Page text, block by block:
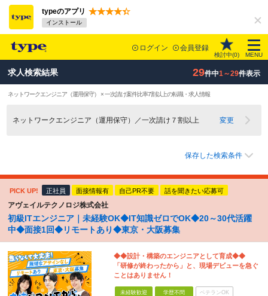
typeのアプリ
インストール
ログイン 会員登録
検討中(0) MENU
求人検索結果 29件中1～29件表示
ネットワークエンジニア（運用保守） × 一次請け案件比率7割以上の転職・求人情報
ネットワークエンジニア（運用保守）／一次請け７割以上 変更
保存した検索条件
PICK UP! 正社員 面接情報有 自己PR不要 話を聞きたい応募可
アヴェイルテクノロジ株式会社
初級ITエンジニア｜未経験OK◆IT知識ゼロでOK◆20～30代活躍
中◆面接1回◆リモートあり◆東京・大阪募集
◆◆設計・構築のエンジニアとして育成◆◆
「研修が終わったから」と、現場デビューを急ぐ
ことはありません！
未経験歓迎 学歴不問 ベテランOK